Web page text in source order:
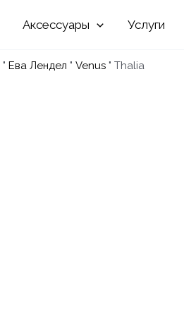
Аксессуары Услуги
" Ева Лендел " Venus " Thalia